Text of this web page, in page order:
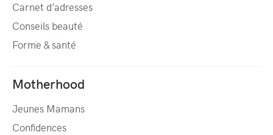
Carnet d’adresses
Conseils beauté
Forme & santé
Motherhood
Jeunes Mamans
Confidences